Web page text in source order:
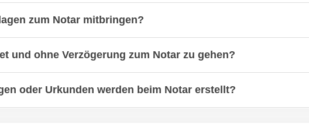
zum Notar mitbringen?
und ohne Verzögerung zum Notar zu gehen?
oder Urkunden werden beim Notar erstellt?